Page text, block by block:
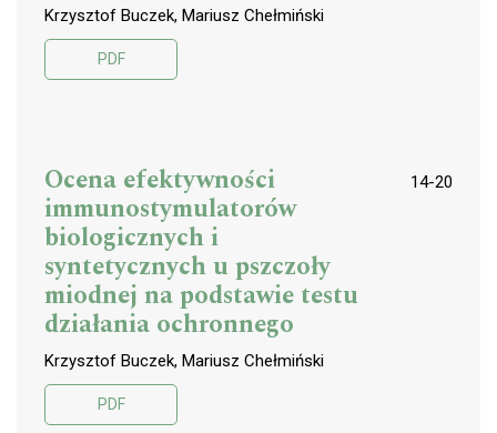
Krzysztof Buczek, Mariusz Chełmiński
PDF
Ocena efektywności
immunostymulatorów
biologicznych i
syntetycznych u pszczoły
miodnej na podstawie testu
działania ochronnego
14-20
Krzysztof Buczek, Mariusz Chełmiński
PDF